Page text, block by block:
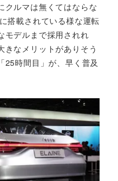
クルマは無くてはならな
搭載されている様な運転
モデルまで採用されれ
きなメリットがありそう
25時間目」が、早く普及